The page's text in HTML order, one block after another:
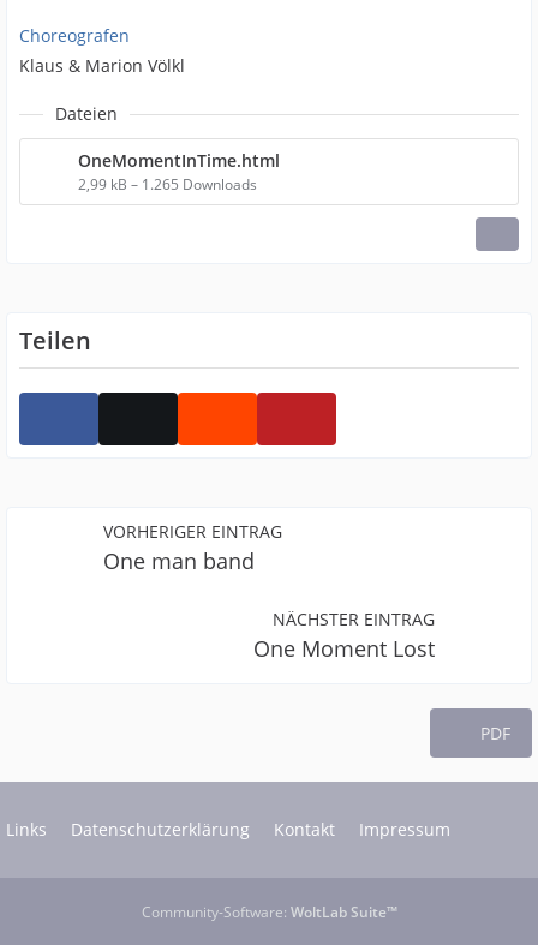
Choreografen
Klaus & Marion Völkl
Dateien
OneMomentInTime.html
2,99 kB – 1.265 Downloads
Teilen
VORHERIGER EINTRAG
One man band
NÄCHSTER EINTRAG
One Moment Lost
PDF
Links Datenschutzerklärung Kontakt Impressum
Community-Software: WoltLab Suite™